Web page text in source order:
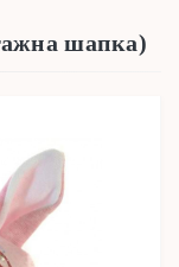
шапка)